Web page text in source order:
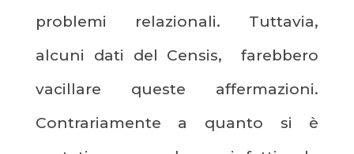
problemi relazionali. Tuttavia,
alcuni dati del Censis, farebbero
vacillare queste affermazioni.
Contrariamente a quanto si è